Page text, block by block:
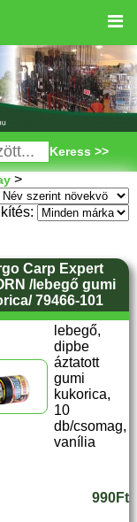
Keress >>
>
Carp Expert
/lebegő gumi
79466-101
lebegő,
dipbe
áztatott
gumi
kukorica,
10
db/csomag,
vanília
990Ft